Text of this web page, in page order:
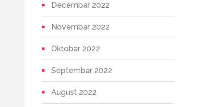
Decembar 2022
Novembar 2022
Oktobar 2022
Septembar 2022
August 2022